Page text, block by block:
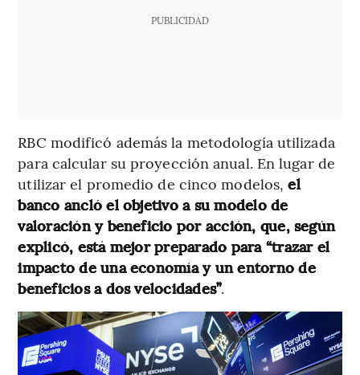
PUBLICIDAD
RBC modificó además la metodología utilizada
para calcular su proyección anual. En lugar de
utilizar el promedio de cinco modelos, el
banco ancló el objetivo a su modelo de
valoración y beneficio por acción, que, según
explicó, está mejor preparado para “trazar el
impacto de una economía y un entorno de
beneficios a dos velocidades”.